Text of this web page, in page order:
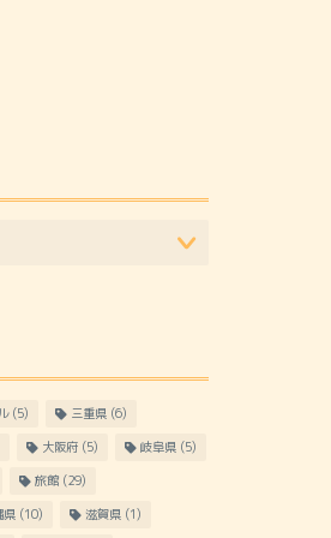
(5) 三重県(6)
大阪府(5) 岐阜県(5)
旅館(29)
県(10) 滋賀県(1)